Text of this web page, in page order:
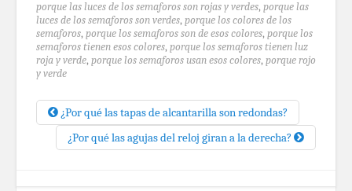
porque las luces de los semaforos son rojas y verdes, porque las
luces de los semaforos son verdes, porque los colores de los
semaforos, porque los semaforos son de esos colores, porque los
semaforos tienen esos colores, porque los semaforos tienen luz
roja y verde, porque los semaforos usan esos colores, porque rojo
y verde
¿Por qué las tapas de alcantarilla son redondas?
¿Por qué las agujas del reloj giran a la derecha?